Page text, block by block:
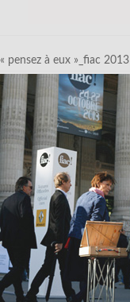
« pensez à eux »_fiac 2013